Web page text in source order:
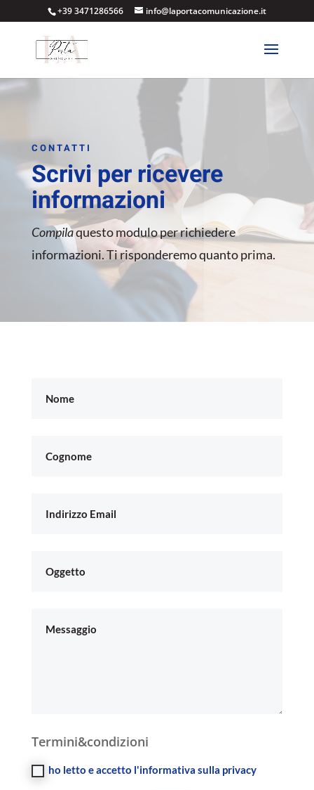
+39 3471286566 info@laportacomunicazione.it
CONTATTI
Scrivi per ricevere
informazioni
Compilaquesto modulo per richiedere
informazioni. Ti risponderemo quanto prima.
Termini&condizioni
ho letto e accetto l'informativa sulla privacy